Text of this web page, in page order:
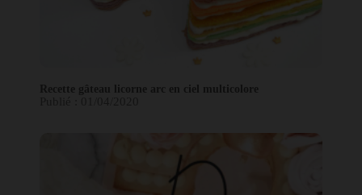
Recette gâteau licorne arc en ciel multicolore